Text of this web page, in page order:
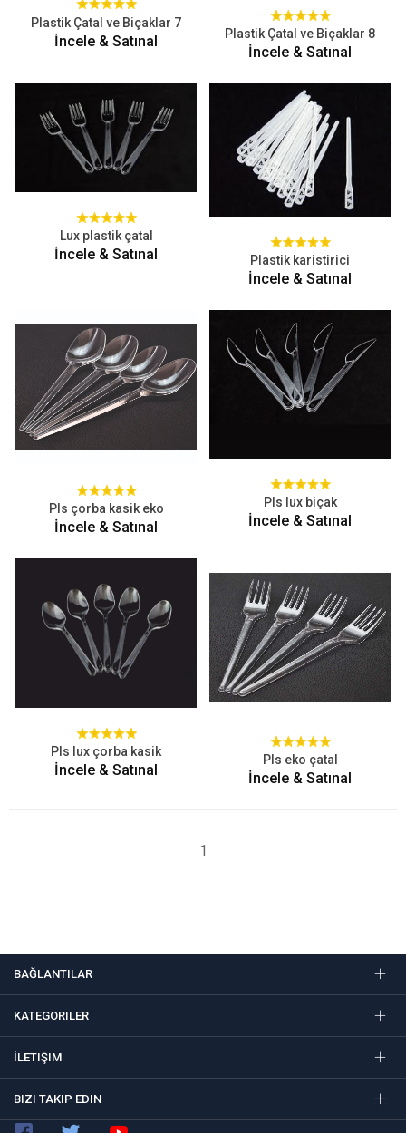
Plastik Çatal ve Biçaklar 7
İncele & Satınal Plastik Çatal ve Biçaklar 8
İncele & Satınal
Lux plastik çatal
İncele & Satınal Plastik karistirici
İncele & Satınal
Pls çorba kasik eko
İncele & Satınal
Pls lux biçak
İncele & Satınal
Pls lux çorba kasik
İncele & Satınal
Pls eko çatal
İncele & Satınal
1
BAĞLANTILAR
KATEGORILER
İLETIŞIM
BIZI TAKIP EDIN